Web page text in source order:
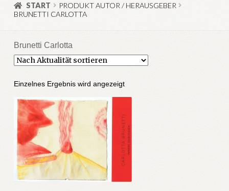
Versand & Lieferung
Aktuell
START
PRODUKT AUTOR / HERAUSGEBER
BRUNETTI CARLOTTA
Brunetti Carlotta
Einzelnes Ergebnis wird angezeigt